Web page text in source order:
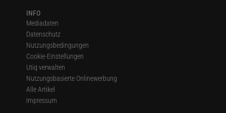
INFO
Mediadaten
Datenschutz
Nutzungsbedingungen
Cookie-Einstellungen
Utiq verwalten
Nutzungsbasierte Onlinewerbung
Alle Artikel
Impressum